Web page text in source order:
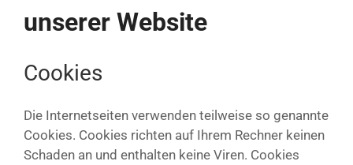
unserer Website
Cookies
Die Internetseiten verwenden teilweise so genannte
Cookies. Cookies richten auf Ihrem Rechner keinen
Schaden an und enthalten keine Viren. Cookies